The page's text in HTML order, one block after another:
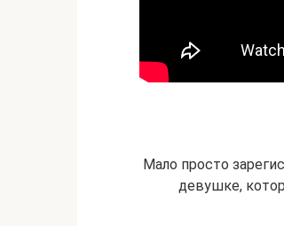
Мало просто
девушке,